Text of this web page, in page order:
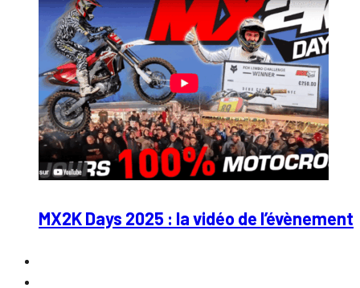
MX2K Days 2025 : la vidéo de l’évènement